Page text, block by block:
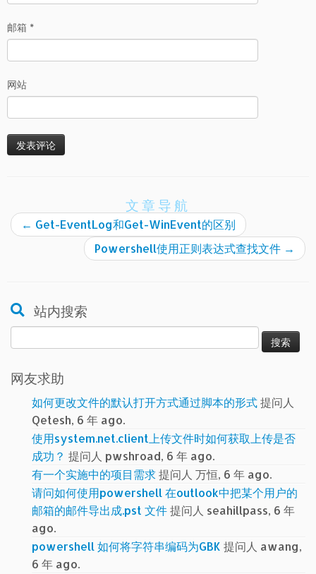
邮箱 *
网站
文章导航
← Get-EventLog和Get-WinEvent的区别
Powershell使用正则表达式查找文件 →
站内搜索
索：
网友求助
如何更改文件的默认打开方式通过脚本的形式提问人
Qetesh, 6 年 ago.
使用system.net.client上传文件时如何获取上传是否
成功？ 提问人 pwshroad, 6 年 ago.
有一个实施中的项目需求提问人 万恒, 6 年 ago.
请问如何使用powershell 在outlook中把某个用户的
邮箱的邮件导出成.pst 文件提问人 seahillpass, 6 年
ago.
powershell 如何将字符串编码为GBK 提问人 awang,
6 年 ago.